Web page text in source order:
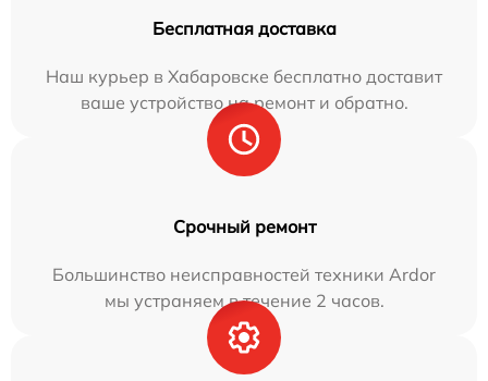
Бесплатная доставка
Наш курьер в Хабаровске бесплатно доставит
ваше устройство на ремонт и обратно.
Срочный ремонт
Большинство неисправностей техники Ardor
мы устраняем в течение 2 часов.